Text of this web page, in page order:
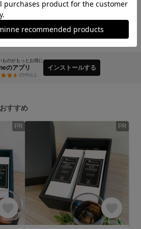
取引法に基づく表記
ものがもっとお得に
のアプリ
3万件以上
インストールする
すすめ
PR PR